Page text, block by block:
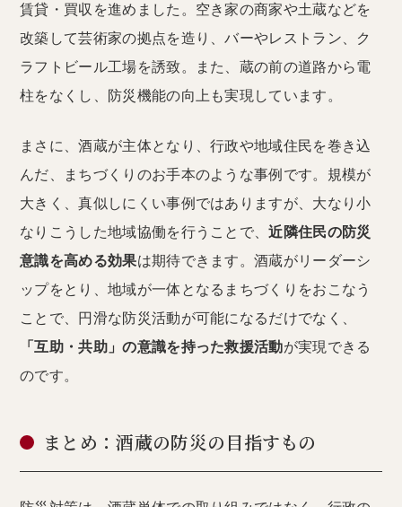
賃貸・買収を進めました。空き家の商家や土蔵などを
改築して芸術家の拠点を造り、バーやレストラン、ク
ラフトビール工場を誘致。また、蔵の前の道路から電
柱をなくし、防災機能の向上も実現しています。
まさに、酒蔵が主体となり、行政や地域住民を巻き込
んだ、まちづくりのお手本のような事例です。規模が
大きく、真似しにくい事例ではありますが、大なり小
なりこうした地域協働を行うことで、近隣住民の防災
意識を高める効果は期待できます。酒蔵がリーダーシ
ップをとり、地域が一体となるまちづくりをおこなう
ことで、円滑な防災活動が可能になるだけでなく、
「互助・共助」の意識を持った救援活動が実現できる
のです。
まとめ：酒蔵の防災の目指すもの